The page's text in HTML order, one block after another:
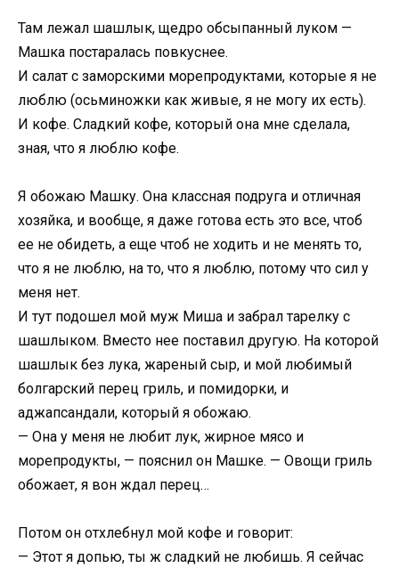
Там лежал шашлык, щедро обсыпанный луком —
Машка постаралась повкуснее.
И салат с заморскими морепродуктами, которые я не
люблю (осьминожки как живые, я не могу их есть).
И кофе. Сладкий кофе, который она мне сделала,
зная, что я люблю кофе.
Я обожаю Машку. Она классная подруга и отличная
хозяйка, и вообще, я даже готова есть это все, чтоб
ее не обидеть, а еще чтоб не ходить и не менять то,
что я не люблю, на то, что я люблю, потому что сил у
меня нет.
И тут подошел мой муж Миша и забрал тарелку с
шашлыком. Вместо нее поставил другую. На которой
шашлык без лука, жареный сыр, и мой любимый
болгарский перец гриль, и помидорки, и
аджапсандали, который я обожаю.
— Она у меня не любит лук, жирное мясо и
морепродукты, — пояснил он Машке. — Овощи гриль
обожает, я вон ждал перец…
Потом он отхлебнул мой кофе и говорит:
— Этот я допью, ты ж сладкий не любишь. Я сейчас